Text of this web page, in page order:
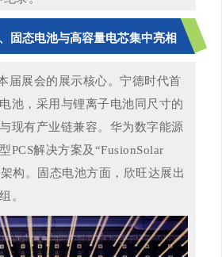
固态电池与高容量电芯集中亮相
届展会的展示核心。宁德时代首
池，采用与锂离子电池同尺寸的
现有产业链兼容。华为数字能源
PCS解决方案及“FusionSolar
构。固态电池方面，欣旺达展出
。